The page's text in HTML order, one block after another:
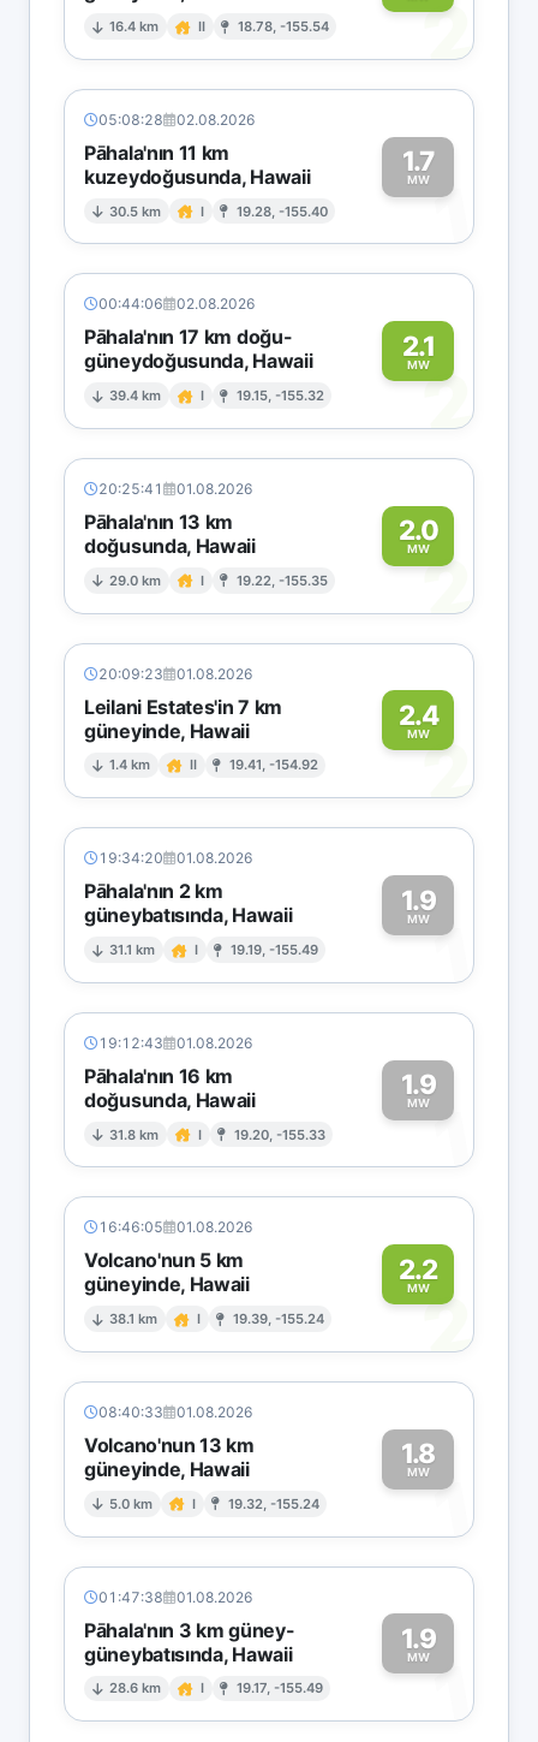
16.4 km II 18.78, -155.54 2
05:08:28 02.08.2026
Pāhala'nın 11 km
kuzeydoğusunda, Hawaii
30.5 km I 19.28, -155.40
1.7
MW1
00:44:06 02.08.2026
Pāhala'nın 17 km doğu-
güneydoğusunda, Hawaii
39.4 km I 19.15, -155.32
2.1
MW2
20:25:41 01.08.2026
Pāhala'nın 13 km
doğusunda, Hawaii
29.0 km I 19.22, -155.35
2.0
MW
2
20:09:23 01.08.2026
Leilani Estates'in 7 km
güneyinde, Hawaii
1.4 km II 19.41, -154.92
2.4
MW2
19:34:20 01.08.2026
Pāhala'nın 2 km
güneybatısında, Hawaii
31.1 km I 19.19, -155.49
1.9
MW1
19:12:43 01.08.2026
Pāhala'nın 16 km
doğusunda, Hawaii
31.8 km I 19.20, -155.33
1.9
MW1
16:46:05 01.08.2026
Volcano'nun 5 km
güneyinde, Hawaii
38.1 km I 19.39, -155.24
2.2
MW2
08:40:33 01.08.2026
Volcano'nun 13 km
güneyinde, Hawaii
5.0 km I 19.32, -155.24
1.8
MW1
01:47:38 01.08.2026
Pāhala'nın 3 km güney-
güneybatısında, Hawaii
28.6 km I 19.17, -155.49
1.9
MW1